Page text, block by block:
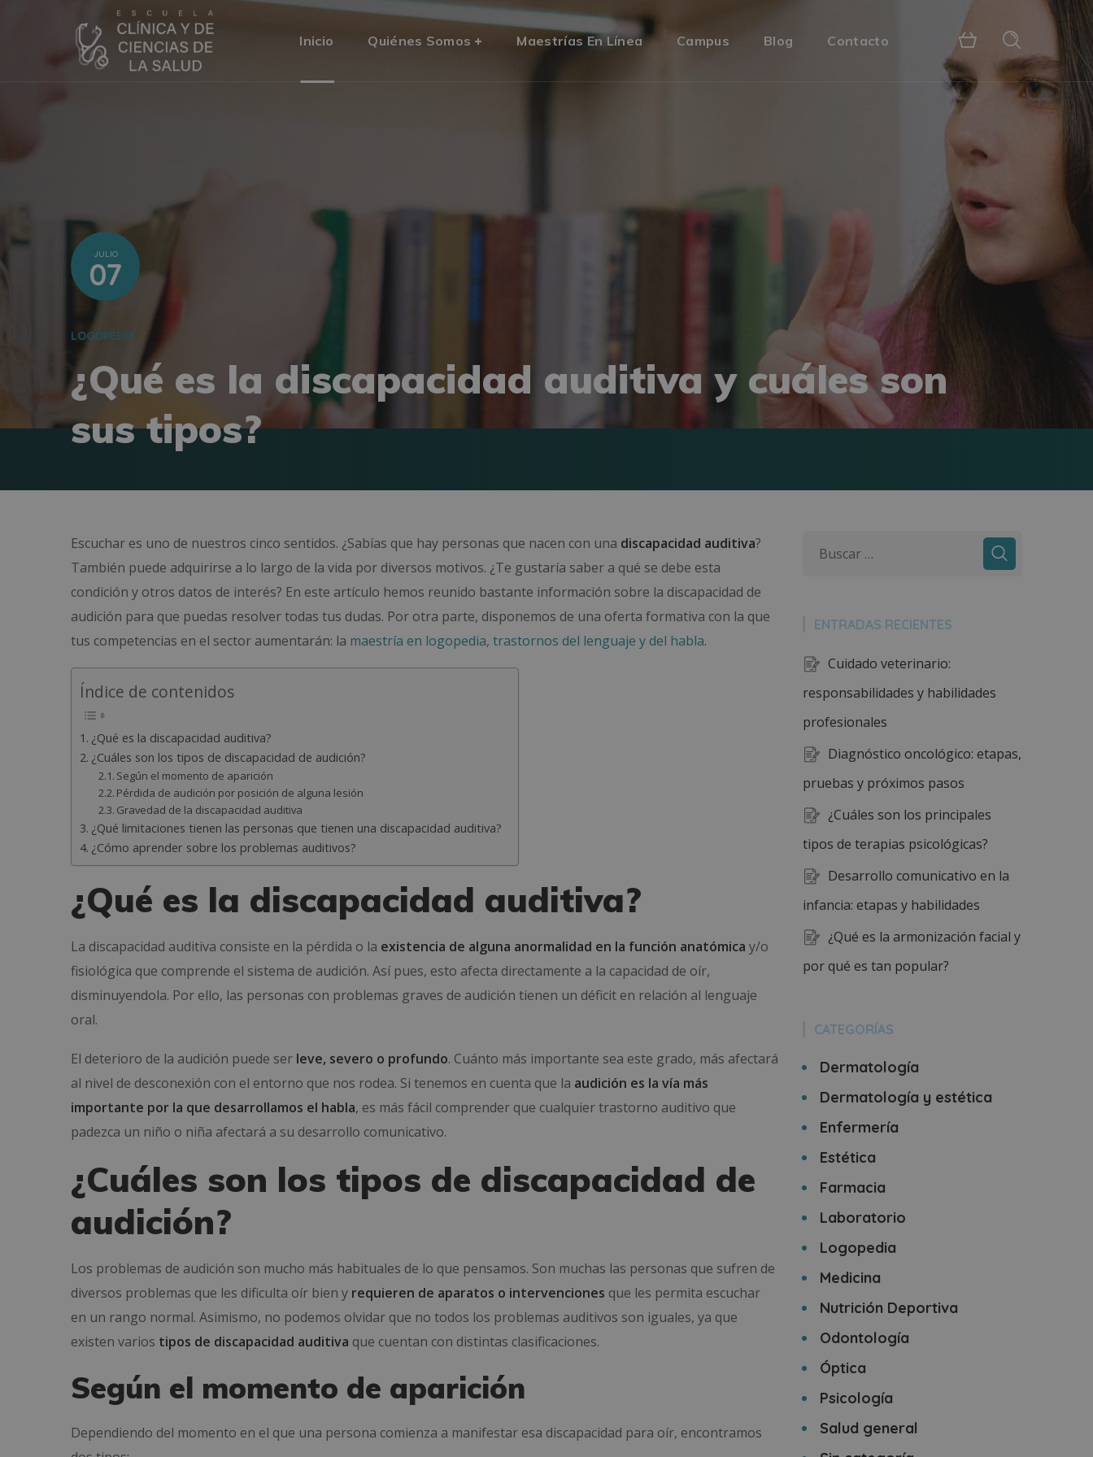
Inicio Quiénes Somos Maestrías En Línea Campus Blog Contacto
JULIO
07
LOGOPEDIA
¿Qué es la discapacidad auditiva y cuáles son
sus tipos?
Escuchar es uno de nuestros cinco sentidos. ¿Sabías que hay personas que nacen con una discapacidad auditiva?
También puede adquirirse a lo largo de la vida por diversos motivos. ¿Te gustaría saber a qué se debe esta
condición y otros datos de interés? En este artículo hemos reunido bastante información sobre la discapacidad de
audición para que puedas resolver todas tus dudas. Por otra parte, disponemos de una oferta formativa con la que
tus competencias en el sector aumentarán: la maestría en logopedia, trastornos del lenguaje y del habla.
Índice de contenidos
¿Qué es la discapacidad auditiva?
¿Cuáles son los tipos de discapacidad de audición?
Según el momento de aparición
Pérdida de audición por posición de alguna lesión
Gravedad de la discapacidad auditiva
¿Qué limitaciones tienen las personas que tienen una discapacidad auditiva?
¿Cómo aprender sobre los problemas auditivos?
¿Qué es la discapacidad auditiva?
La discapacidad auditiva consiste en la pérdida o la existencia de alguna anormalidad en la función anatómica y/o
fisiológica que comprende el sistema de audición. Así pues, esto afecta directamente a la capacidad de oír,
disminuyendola. Por ello, las personas con problemas graves de audición tienen un déficit en relación al lenguaje
oral.
El deterioro de la audición puede ser leve, severo o profundo. Cuánto más importante sea este grado, más afectará
al nivel de desconexión con el entorno que nos rodea. Si tenemos en cuenta que la audición es la vía más
importante por la que desarrollamos el habla, es más fácil comprender que cualquier trastorno auditivo que
padezca un niño o niña afectará a su desarrollo comunicativo.
¿Cuáles son los tipos de discapacidad de
audición?
Los problemas de audición son mucho más habituales de lo que pensamos. Son muchas las personas que sufren de
diversos problemas que les dificulta oír bien y requieren de aparatos o intervenciones que les permita escuchar
en un rango normal. Asimismo, no podemos olvidar que no todos los problemas auditivos son iguales, ya que
existen varios tipos de discapacidad auditiva que cuentan con distintas clasificaciones.
Según el momento de aparición
Dependiendo del momento en el que una persona comienza a manifestar esa discapacidad para oír, encontramos
ENTRADAS RECIENTES
Cuidado veterinario:
responsabilidades y habilidades
profesionales
Diagnóstico oncológico: etapas,
pruebas y próximos pasos
¿Cuáles son los principales
tipos de terapias psicológicas?
Desarrollo comunicativo en la
infancia: etapas y habilidades
¿Qué es la armonización facial y
por qué es tan popular?
CATEGORÍAS
Dermatología
Dermatología y estética
Enfermería
Estética
Farmacia
Laboratorio
Logopedia
Medicina
Nutrición Deportiva
Odontología
Óptica
Psicología
Salud general